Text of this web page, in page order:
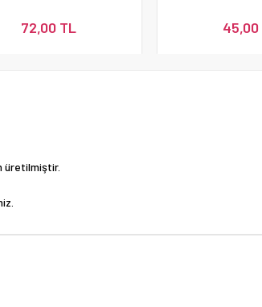
72,00 TL 45,00
üretilmiştir.